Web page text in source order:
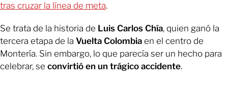
tras cruzar la línea de meta.
Se trata de la historia de Luis Carlos Chía, quien ganó la
tercera etapa de la Vuelta Colombia en el centro de
Montería. Sin embargo, lo que parecía ser un hecho para
celebrar, se convirtió en un trágico accidente.